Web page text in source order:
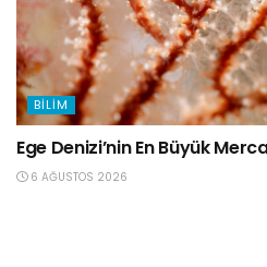
BILIM
Ege Denizi’nin En Büyük
6 AĞUSTOS 2026